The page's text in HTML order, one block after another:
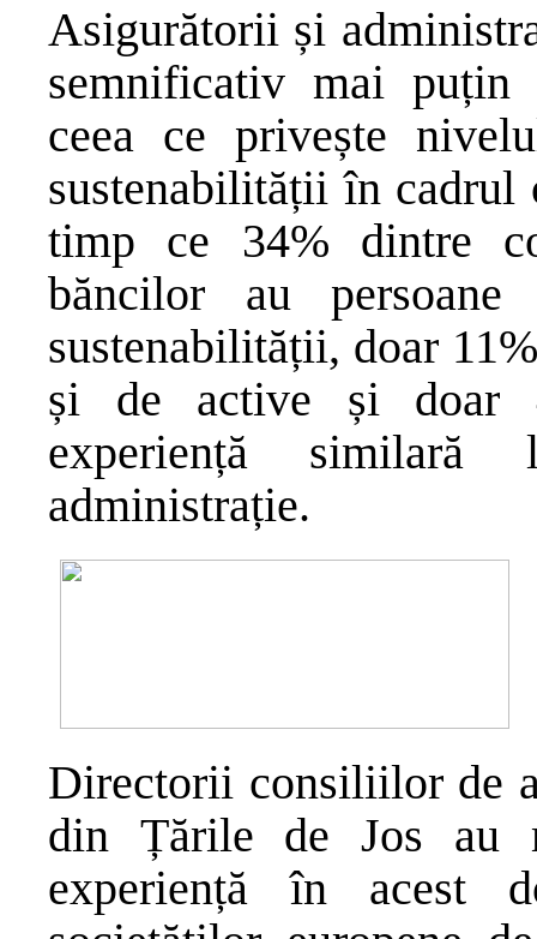
Asigurătorii și
semnificativ mai puțin
ceea ce privește
sustenabilității în
timp ce 34% dintre
băncilor au
sustenabilității, doar
și de active și doar
experiență
administrație.
Directorii consiliilor de
din Țările de Jos au
experiență în acest